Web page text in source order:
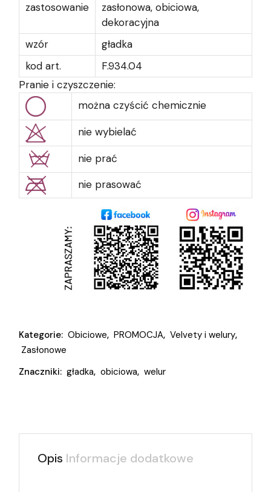
zastosowanie
zasłonowa, obiciowa,
dekoracyjna
wzór
gładka
kod art.
F.934.04
Pranie i czyszczenie:
można czyścić chemicznie
nie wybielać
nie prać
nie prasować
Kategorie: Obiciowe, PROMOCJA, Velvety i welury,
Zasłonowe
Znaczniki: gładka, obiciowa, welur
Opis Informacje dodatkowe